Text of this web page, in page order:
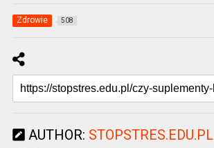
Zdrowie 508
AUTHOR: STOPSTRES.EDU.PL